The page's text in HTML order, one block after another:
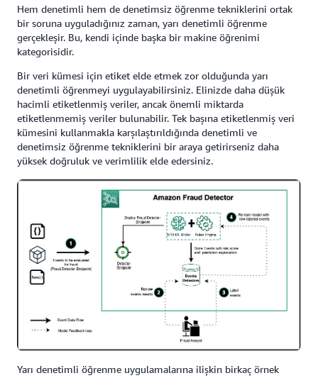
Hem denetimli hem de denetimsiz öğrenme tekniklerini ortak
bir soruna uyguladığınız zaman, yarı denetimli öğrenme
gerçekleşir. Bu, kendi içinde başka bir makine öğrenimi
kategorisidir.
Bir veri kümesi için etiket elde etmek zor olduğunda yarı
denetimli öğrenmeyi uygulayabilirsiniz. Elinizde daha düşük
hacimli etiketlenmiş veriler, ancak önemli miktarda
etiketlenmemiş veriler bulunabilir. Tek başına etiketlenmiş veri
kümesini kullanmakla karşılaştırıldığında denetimli ve
denetimsiz öğrenme tekniklerini bir araya getirirseniz daha
yüksek doğruluk ve verimlilik elde edersiniz.
Yarı denetimli öğrenme uygulamalarına ilişkin birkaç örnek